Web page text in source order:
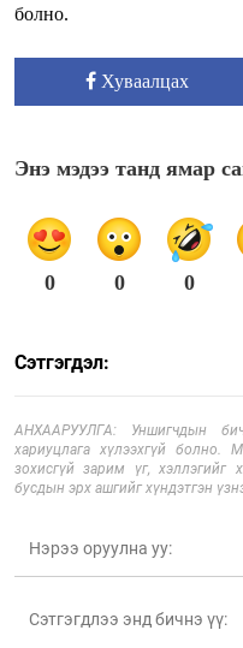
болно.
Хуваалцах
Энэ мэдээ танд ямар
0 0 0
Сэтгэгдэл:
АНХААРУУЛГА: Уншигчдын
хариуцлага хүлээхгүй
зохисгүй зарим үг, хэллэгийг
бусдын эрх ашгийг хүндэтгэн